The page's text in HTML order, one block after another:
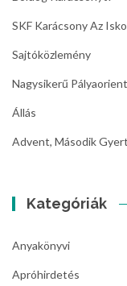
SKF Karácsony Az
Sajtóközlemény
Nagysikerű
Állás
Advent, Második
Kategóriák
Anyakönyvi
Apróhirdetés